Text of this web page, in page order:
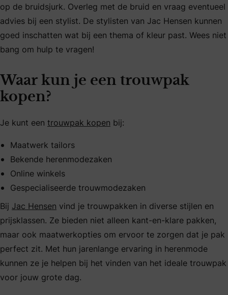
op de bruidsjurk. Overleg met de bruid en vraag eventueel
advies bij een stylist. De stylisten van Jac Hensen kunnen
goed inschatten wat bij een thema of kleur past. Wees niet
bang om hulp te vragen!
Waar kun je een trouwpak
kopen?
Je kunt een trouwpak kopen bij:
Maatwerk tailors
Bekende herenmodezaken
Online winkels
Gespecialiseerde trouwmodezaken
Bij Jac Hensen vind je trouwpakken in diverse stijlen en
prijsklassen. Ze bieden niet alleen kant-en-klare pakken,
maar ook maatwerkopties om ervoor te zorgen dat je pak
perfect zit. Met hun jarenlange ervaring in herenmode
kunnen ze je helpen bij het vinden van het ideale trouwpak
voor jouw grote dag.